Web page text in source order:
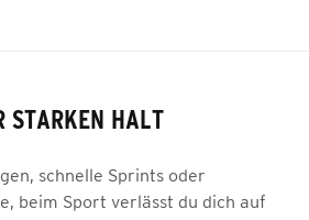
STARKEN HALT
schnelle Sprints oder
beim Sport verlässt du dich auf